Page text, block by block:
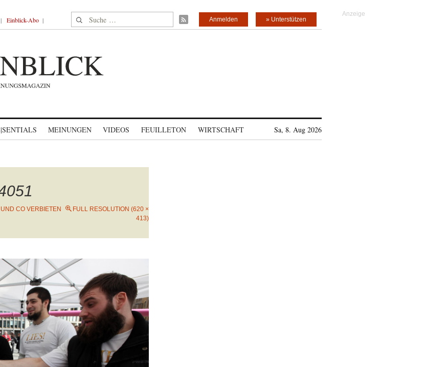
Einblick-Abo Suche nach: » Unterstützen
Anmelden
MEINUNGEN VIDEOS FEUILLETON WIRTSCHAFT Sa, 8. Aug 2026
CO VERBIETEN
FULL RESOLUTION (620 ×
413)